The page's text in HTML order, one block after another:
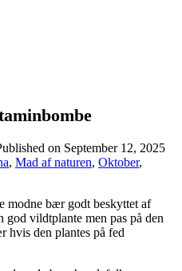
on September 12, 2025
, Mad af naturen, Oktober,
modne bær godt beskyttet af
vildtplante men pas på den
hvis den plantes på fed